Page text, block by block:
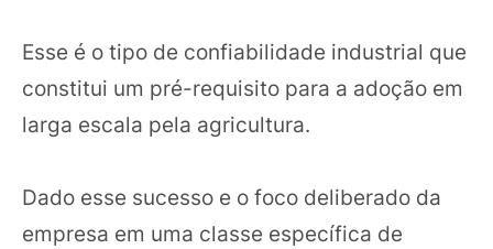
Esse é o tipo de confiabilidade industrial que
constitui um pré-requisito para a adoção em
larga escala pela agricultura.
Dado esse sucesso e o foco deliberado da
empresa em uma classe específica de